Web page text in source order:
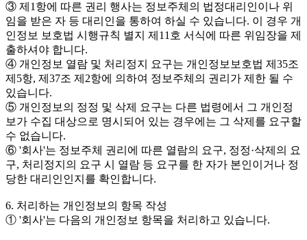
③ 제1항에 따른 권리 행사는 정보주체의 법정대리인이나 위
임을 받은 자 등 대리인을 통하여 하실 수 있습니다. 이 경우 개
인정보 보호법 시행규칙 별지 제11호 서식에 따른 위임장을 제
출하셔야 합니다.
④ 개인정보 열람 및 처리정지 요구는 개인정보보호법 제35조
제5항, 제37조 제2항에 의하여 정보주체의 권리가 제한 될 수
있습니다.
⑤ 개인정보의 정정 및 삭제 요구는 다른 법령에서 그 개인정
보가 수집 대상으로 명시되어 있는 경우에는 그 삭제를 요구할
수 없습니다.
⑥ '회사'는 정보주체 권리에 따른 열람의 요구, 정정·삭제의 요
구, 처리정지의 요구 시 열람 등 요구를 한 자가 본인이거나 정
당한 대리인인지를 확인합니다.
6. 처리하는 개인정보의 항목 작성
① '회사'는 다음의 개인정보 항목을 처리하고 있습니다.